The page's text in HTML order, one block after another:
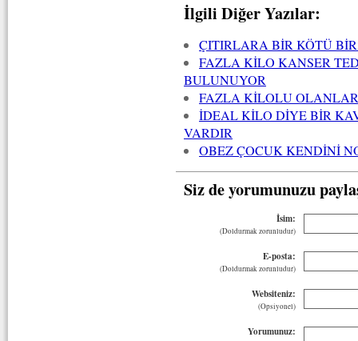
İlgili Diğer Yazılar:
ÇITIRLARA BİR KÖTÜ
FAZLA KİLO KANSER
BULUNUYOR
FAZLA KİLOLU
İDEAL KİLO DİYE BİR
VARDIR
OBEZ ÇOCUK KENDİNİ
Siz de yorumunuzu
İsim:
(Doldurmak zorunludur)
E-posta:
(Doldurmak zorunludur)
Websiteniz:
(Opsiyonel)
Yorumunuz: